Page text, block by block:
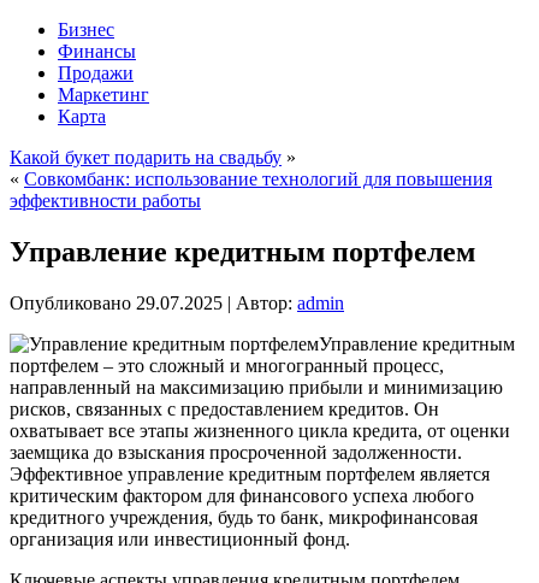
Бизнес
Финансы
Продажи
Маркетинг
Карта
Какой букет подарить на свадьбу »
« Совкомбанк: использование технологий для повышения
эффективности работы
Управление кредитным портфелем
Опубликовано 29.07.2025 | Автор: admin
Управление кредитным
портфелем – это сложный и многогранный процесс,
направленный на максимизацию прибыли и минимизацию
рисков, связанных с предоставлением кредитов. Он
охватывает все этапы жизненного цикла кредита, от оценки
заемщика до взыскания просроченной задолженности.
Эффективное управление кредитным портфелем является
критическим фактором для финансового успеха любого
кредитного учреждения, будь то банк, микрофинансовая
организация или инвестиционный фонд.